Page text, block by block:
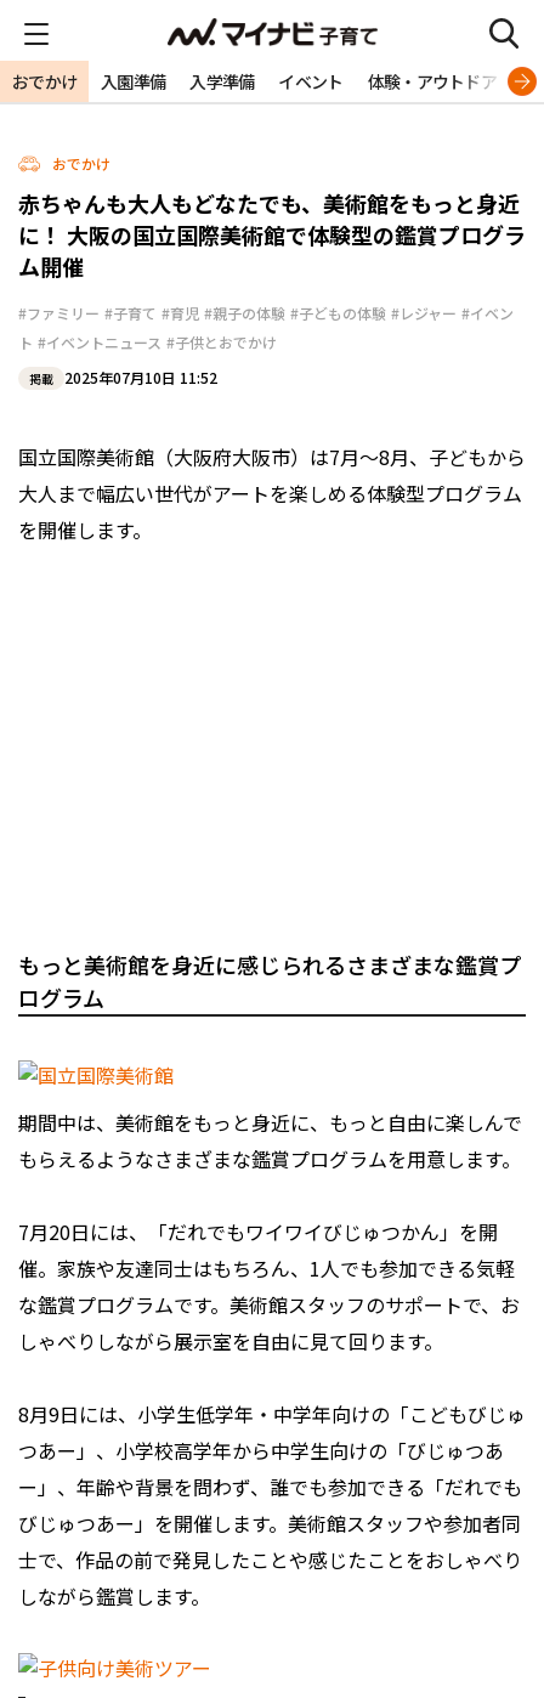
おでかけ 入園準備 入学準備 イベント 体験・アウトドア 旅
おでかけ
赤ちゃんも大人もどなたでも、美術館をもっと身近
に！ 大阪の国立国際美術館で体験型の鑑賞プログラ
ム開催
#ファミリー #子育て #育児 #親子の体験 #子どもの体験 #レジャー #イベン
ト #イベントニュース #子供とおでかけ
掲載 2025年07月10日 11:52
国立国際美術館（大阪府大阪市）は7月～8月、子どもから
大人まで幅広い世代がアートを楽しめる体験型プログラム
を開催します。
もっと美術館を身近に感じられるさまざまな鑑賞プ
ログラム
期間中は、美術館をもっと身近に、もっと自由に楽しんで
もらえるようなさまざまな鑑賞プログラムを用意します。
7月20日には、「だれでもワイワイびじゅつかん」を開
催。家族や友達同士はもちろん、1人でも参加できる気軽
な鑑賞プログラムです。美術館スタッフのサポートで、お
しゃべりしながら展示室を自由に見て回ります。
8月9日には、小学生低学年・中学年向けの「こどもびじゅ
つあー」、小学校高学年から中学生向けの「びじゅつあ
ー」、年齢や背景を問わず、誰でも参加できる「だれでも
びじゅつあー」を開催します。美術館スタッフや参加者同
士で、作品の前で発見したことや感じたことをおしゃべり
しながら鑑賞します。